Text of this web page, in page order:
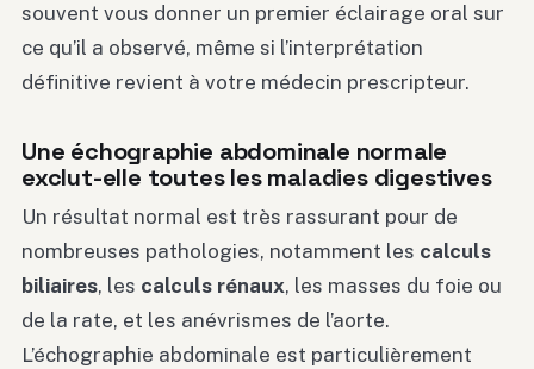
souvent vous donner un premier éclairage oral sur
ce qu’il a observé, même si l’interprétation
définitive revient à votre médecin prescripteur.
Une échographie abdominale normale
exclut-elle toutes les maladies digestives
Un résultat normal est très rassurant pour de
nombreuses pathologies, notamment les calculs
biliaires, les calculs rénaux, les masses du foie ou
de la rate, et les anévrismes de l’aorte.
L’échographie abdominale est particulièrement